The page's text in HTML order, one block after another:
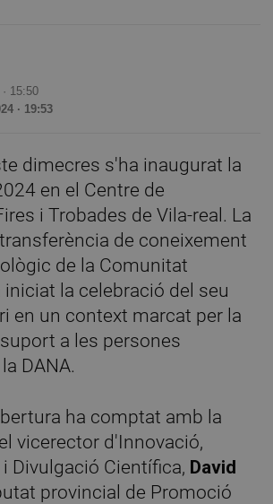
15:50
· 19:53
dimecres s'ha inaugurat la
en el Centre de
i Trobades de Vila-real. La
de coneixement
de la Comunitat
iniciat la celebració del seu
en un context marcat per la
a les persones
DANA.
ha comptat amb la
vicerector d'Innovació,
Divulgació Científica, David
provincial de Promoció